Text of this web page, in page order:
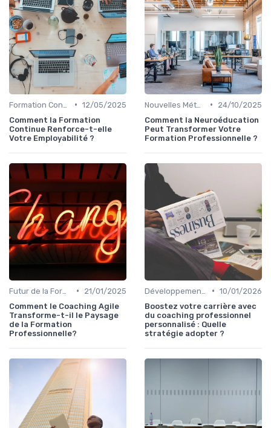
• 12/05/2025
Comment la Formation
Continue Renforce-t-elle
Votre Employabilité ?
•
24/10/2025
Comment la Neuroéducation
Peut Transformer Votre
Formation Professionnelle ?
•
21/01/2025
Comment le Coaching Agile
Transforme-t-il le Paysage
de la Formation
Professionnelle?
• 10/01/2026
Boostez votre carrière avec
du coaching professionnel
personnalisé : Quelle
stratégie adopter ?